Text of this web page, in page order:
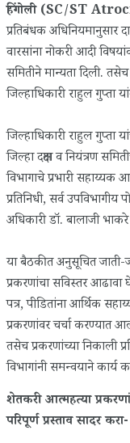
हिंगोली (SC/ST
प्रतिबंधक अधिनियमानुसार
वारसांना नोकरी आदी
समितीने मान्यता दिली.
जिल्हाधिकारी राहुल गुप्ता
जिल्हाधिकारी राहुल गुप्ता
जिल्हा दक्षता व नियंत्रण
विभागाचे प्रभारी सहाय्यक
प्रतिनिधी, सर्व
अधिकारी डॉ. बालाजी
या बैठकीत अनुसूचित जाती-
प्रकरणांचा सविस्तर
पत्र, पीडितांना आर्थिक
प्रकरणांवर चर्चा करण्यात
तसेच प्रकरणांच्या निकाली
विभागांनी समन्वयाने कार्य
शेतकरी आत्महत्या
परिपूर्ण प्रस्ताव सादर